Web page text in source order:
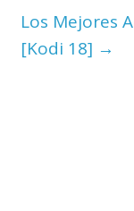
Los Mejores
[Kodi 18] →